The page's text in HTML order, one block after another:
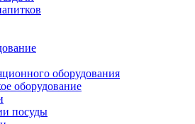
оборудования
оборудование
посуды